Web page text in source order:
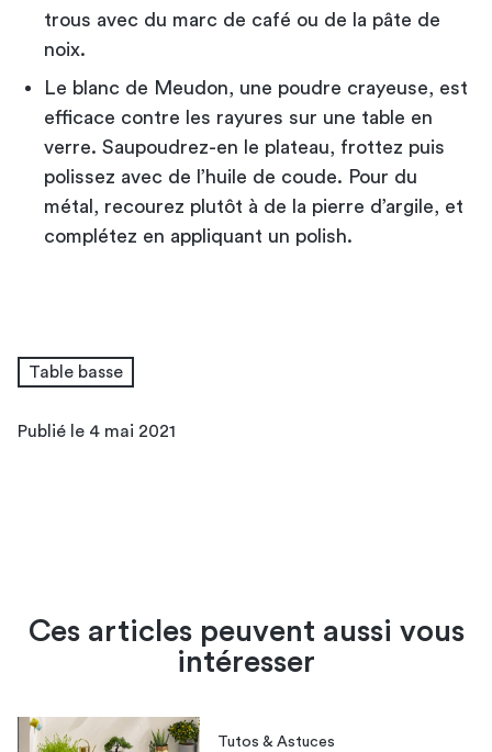
trous avec du marc de café ou de la pâte de
noix.
Le blanc de Meudon, une poudre crayeuse, est
efficace contre les rayures sur une table en
verre. Saupoudrez-en le plateau, frottez puis
polissez avec de l’huile de coude. Pour du
métal, recourez plutôt à de la pierre d’argile, et
complétez en appliquant un polish.
Table basse
Publié le 4 mai 2021
Ces articles peuvent aussi vous
intéresser
Tutos & Astuces